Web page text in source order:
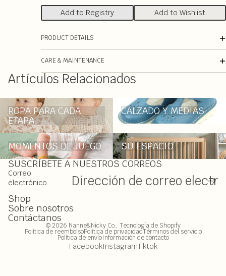
Add to Registry Add to Wishlist
PRODUCT DETAILS
CARE & MAINTENANCE
Artículos Relacionados
ROPA PARA CADA ETAPA
ROPA PARA CADA
ETAPA
CALZADO Y MEDIAS
CALZADO Y MEDIAS
MOMENTOS DE JUEGO
MOMENTOS DE JUEGO
SU ESPACIO
SU ESPACIO
SUSCRÍBETE A NUESTROS CORREOS
Correo
electrónico
Shop
Sobre nosotros
Contáctanos
© 2026 Nanne&Nicky Co., Tecnología de Shopify
Política de reembolsoPolítica de privacidadTérminos del servicio
Política de envíoInformación de contacto
FacebookInstagramTiktok